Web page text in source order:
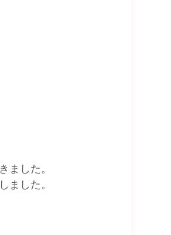
ました。
ました。